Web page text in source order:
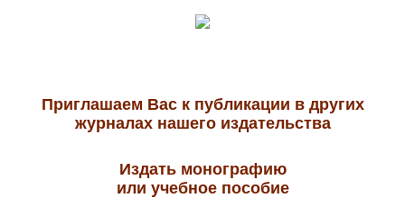
Приглашаем Вас к публикации в других
журналах нашего издательства
Издать монографию
или учебное пособие